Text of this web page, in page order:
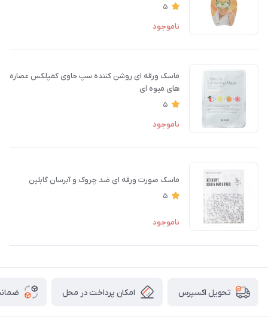
5
ناموجود
ماسک ورقه ای روشن کننده سپ حاوی کمپلکس عصاره
های میوه ای
5
ناموجود
ماسک صورت ورقه ای ضد چروک و آبرسان گابلین
5
ناموجود
تحویل اکسپرس امکان پرداخت در محل